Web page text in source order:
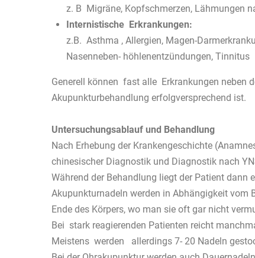
z. B Migräne, Kopfschmerzen, Lähmungen
Internistische Erkrankungen:
z.B. Asthma , Allergien, Magen-
Nasenneben- höhlenentzündungen, Tinnitus
Generell können fast alle Erkrankungen neben
Akupunkturbehandlung erfolgversprechend ist.
Untersuchungsablauf und Behandlung
Nach Erhebung der Krankengeschichte
chinesischer Diagnostik und Diagnostik nach
Während der Behandlung liegt der Patient dann
Akupunkturnadeln werden in Abhängigkeit vom
Ende des Körpers, wo man sie oft gar nicht
Bei stark reagierenden Patienten reicht
Meistens werden allerdings 7- 20 Nadeln